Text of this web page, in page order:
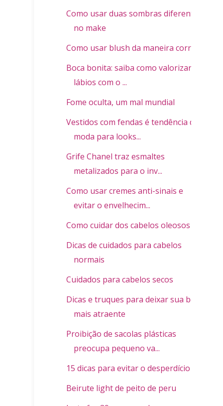
Como usar duas sombras diferentes
no make
Como usar blush da maneira correta
Boca bonita: saiba como valorizar os
lábios com o ...
Fome oculta, um mal mundial
Vestidos com fendas é tendência de
moda para looks...
Grife Chanel traz esmaltes
metalizados para o inv...
Como usar cremes anti-sinais e
evitar o envelhecim...
Como cuidar dos cabelos oleosos
Dicas de cuidados para cabelos
normais
Cuidados para cabelos secos
Dicas e truques para deixar sua boca
mais atraente
Proibição de sacolas plásticas
preocupa pequeno va...
15 dicas para evitar o desperdício
Beirute light de peito de peru